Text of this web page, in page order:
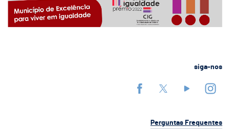
siga-nos
Perguntas Frequentes